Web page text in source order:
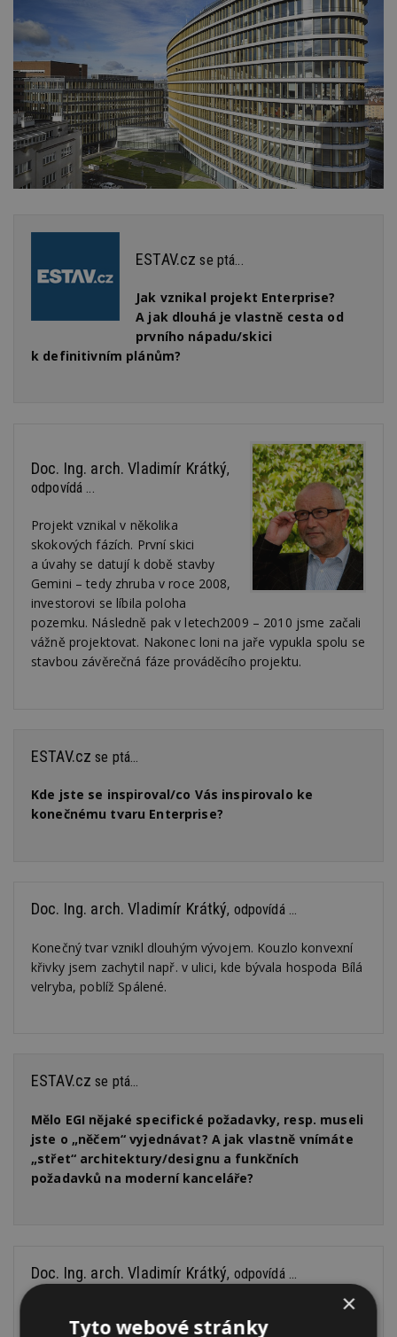
ESTAV.cz se ptá...
Jak vznikal projekt Enterprise?
A jak dlouhá je vlastně cesta od
prvního nápadu/skici
k definitivním plánům?
Doc. Ing. arch. Vladimír Krátký,
odpovídá ...
Projekt vznikal v několika
skokových fázích. První skici
a úvahy se datují k době stavby
Gemini – tedy zhruba v roce 2008,
investorovi se líbila poloha
pozemku. Následně pak v letech2009 – 2010 jsme začali
vážně projektovat. Nakonec loni na jaře vypukla spolu se
stavbou závěrečná fáze prováděcího projektu.
ESTAV.cz se ptá...
Kde jste se inspiroval/co Vás inspirovalo ke
konečnému tvaru Enterprise?
Doc. Ing. arch. Vladimír Krátký, odpovídá ...
Konečný tvar vznikl dlouhým vývojem. Kouzlo konvexní
křivky jsem zachytil např. v ulici, kde bývala hospoda Bílá
velryba, poblíž Spálené.
ESTAV.cz se ptá...
Mělo EGI nějaké specifické požadavky, resp. museli
jste o „něčem“ vyjednávat? A jak vlastně vnímáte
„střet“ architektury/designu a funkčních
požadavků na moderní kanceláře?
Doc. Ing. arch. Vladimír Krátký, odpovídá ...
Jsem vychován v duchu funkcionalistické architektury,
takže střet v tomto smyslu mi nedělá problém. Jiné to je
×
Tyto webové stránky